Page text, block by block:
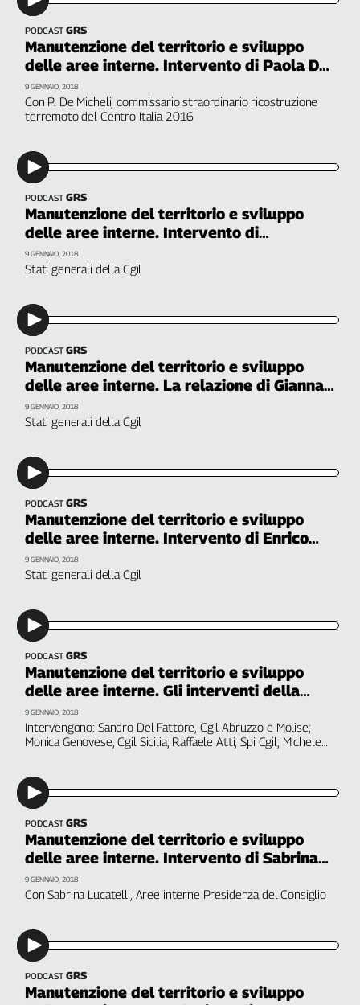
ragione
120
anni
Cgil
Collettiva
Academy
Play
Rubriche
Collettiva
Talk
La
settimana
Collettiva
Il
Sassolino
Linea
Economica
Tech
Easy
Idea
InFlai
trasmissioni
tv
Work
in
Progress
L'Italia
nel
Lavoro
Territori
Molise
Alto
Adige
Basilicata
Calabria
Campania
Emilia-
Friuli
Venezia
Lazio
PODCAST GRS
Manutenzione del territorio e sviluppo
delle aree interne. Intervento di Paola De
Micheli
Con P. De Micheli, commissario straordinario ricostruzione
terremoto del Centro Italia 2016
9 GENNAIO, 2018
PODCAST GRS
Manutenzione del territorio e sviluppo
delle aree interne. Intervento di
Francesco Obrizzo, Ingv
Stati generali della Cgil
9 GENNAIO, 2018
PODCAST GRS
Manutenzione del territorio e sviluppo
delle aree interne. La relazione di Gianna
Fracassi, Cgil
Stati generali della Cgil
9 GENNAIO, 2018
PODCAST GRS
Manutenzione del territorio e sviluppo
delle aree interne. Intervento di Enrico
Giovannini, ASviS
Stati generali della Cgil
9 GENNAIO, 2018
PODCAST GRS
Manutenzione del territorio e sviluppo
delle aree interne. Gli interventi della
prima sessione
Intervengono: Sandro Del Fattore, Cgil Abruzzo e Molise;
Monica Genovese, Cgil Sicilia; Raffaele Atti, Spi Cgil; Michele
9 GENNAIO, 2018
PODCAST GRS
Manutenzione del territorio e sviluppo
delle aree interne. Intervento di Sabrina
Lucatelli
Con Sabrina Lucatelli, Aree interne Presidenza del Consiglio
9 GENNAIO, 2018
PODCAST GRS
Manutenzione del territorio e sviluppo